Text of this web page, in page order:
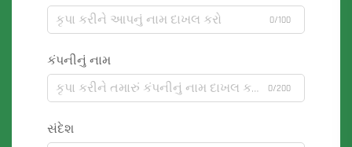
0/100
કંપનીનું નામ
0/200
સંદેશ